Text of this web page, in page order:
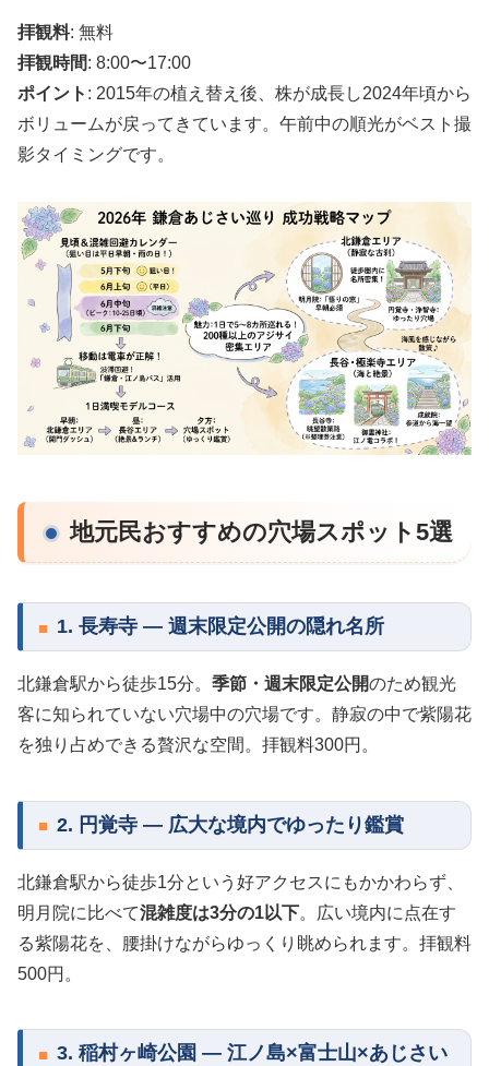
拝観料: 無料
拝観時間: 8:00〜17:00
ポイント : 2015年の植え替え後、株が成長し2024年頃から
ボリュームが戻ってきています。午前中の順光がベスト撮
影タイミングです。
地元民おすすめの穴場スポット5選
1. 長寿寺 — 週末限定公開の隠れ名所
北鎌倉駅から徒歩15分。 季節・週末限定公開のため観光
客に知られていない穴場中の穴場です。静寂の中で紫陽花
を独り占めできる贅沢な空間。拝観料300円。
2. 円覚寺 — 広大な境内でゆったり鑑賞
北鎌倉駅から徒歩1分という好アクセスにもかかわらず、
明月院に比べて混雑度は3分の1以下。広い境内に点在す
る紫陽花を、腰掛けながらゆっくり眺められます。拝観料
500円。
3. 稲村ヶ崎公園 — 江ノ島×富士山×あじさい